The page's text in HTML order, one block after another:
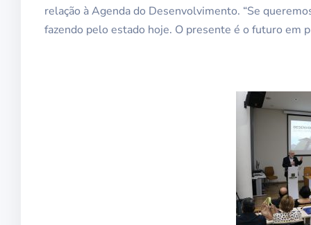
relação à Agenda do Desenvolvimento. “Se
fazendo pelo estado hoje. O presente é o futuro em